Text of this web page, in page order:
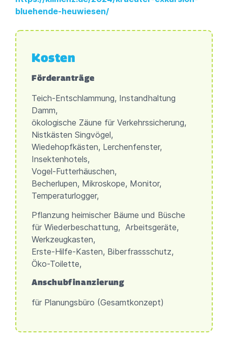
bluehende-heuwiesen/
Kosten
Förderanträge
Teich-Entschlammung, Instandhaltung
Damm,
ökologische Zäune für Verkehrssicherung,
Nistkästen Singvögel,
Wiedehopfkästen, Lerchenfenster,
Insektenhotels,
Vogel-Futterhäuschen,
Becherlupen, Mikroskope, Monitor,
Temperaturlogger,
Pflanzung heimischer Bäume und Büsche
für Wiederbeschattung, Arbeitsgeräte,
Werkzeugkasten,
Erste-Hilfe-Kasten, Biberfrassschutz,
Öko-Toilette,
Anschubfinanzierung
für Planungsbüro (Gesamtkonzept)